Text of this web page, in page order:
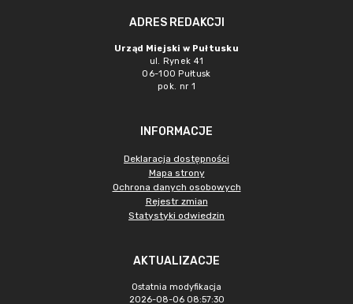
ADRES REDAKCJI
Urząd Miejski w Pułtusku
ul. Rynek 41
06-100 Pułtusk
pok. nr 1
INFORMACJE
Deklaracja dostępności
Mapa strony
Ochrona danych osobowych
Rejestr zmian
Statystyki odwiedzin
AKTUALIZACJE
Ostatnia modyfikacja
2026-08-06 08:57:30